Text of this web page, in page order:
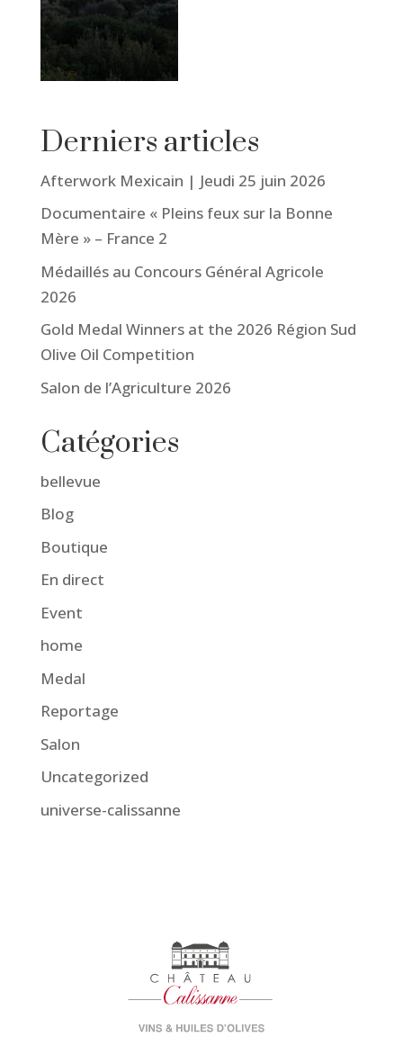
Derniers articles
Afterwork Mexicain | Jeudi 25 juin 2026
Documentaire « Pleins feux sur la Bonne
Mère » – France 2
Médaillés au Concours Général Agricole
2026
Gold Medal Winners at the 2026 Région Sud
Olive Oil Competition
Salon de l’Agriculture 2026
Catégories
bellevue
Blog
Boutique
En direct
Event
home
Medal
Reportage
Salon
Uncategorized
universe-calissanne